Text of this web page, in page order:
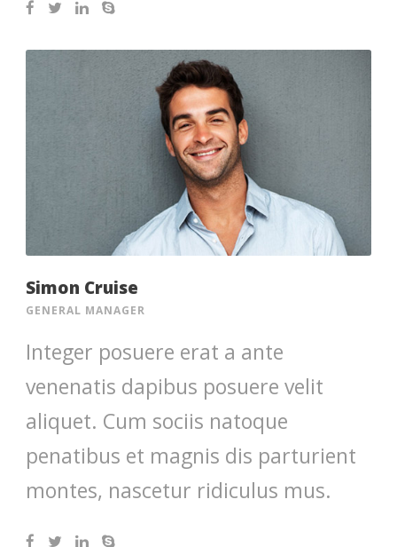
Simon Cruise
GENERAL MANAGER
Integer posuere erat a ante
venenatis dapibus posuere velit
aliquet. Cum sociis natoque
penatibus et magnis dis parturient
montes, nascetur ridiculus mus.